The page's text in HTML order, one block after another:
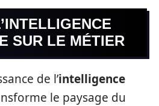
SUR LE MÉTIER
de l’intelligence
le paysage du